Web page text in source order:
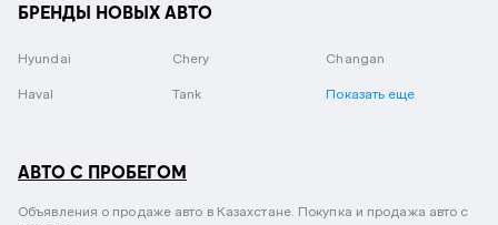
БРЕНДЫ НОВЫХ АВТО
Hyundai Chery Changan
Haval Tank Показать еще
АВТО С ПРОБЕГОМ
Объявления о продаже авто в Казахстане. Покупка и продажа авто с